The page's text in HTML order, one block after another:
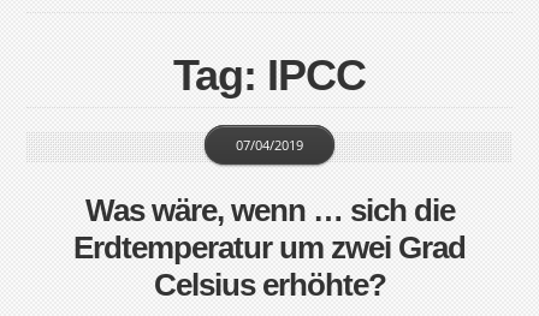
Tag: IPCC
Was wäre, wenn … sich die
Erdtemperatur um zwei Grad
Celsius erhöhte?
07/04/2019